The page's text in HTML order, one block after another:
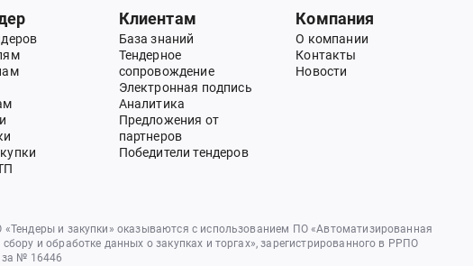
Клиентам
База знаний
Тендерное
сопровождение
Электронная подпись
Аналитика
Предложения от
партнеров
Победители тендеров
Компания
О компании
Контакты
Новости
«Тендеры и закупки» оказываются с использованием ПО «Автоматизированная
и обработке данных о закупках и торгах», зарегистрированного в РРПО
№ 16446